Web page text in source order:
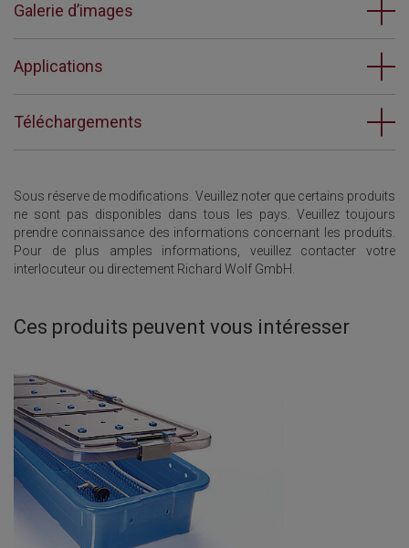
Galerie d’images
Applications
Téléchargements
Sous réserve de modifications. Veuillez noter que certains produits
ne sont pas disponibles dans tous les pays. Veuillez toujours
prendre connaissance des informations concernant les produits.
Pour de plus amples informations, veuillez contacter votre
interlocuteur ou directement Richard Wolf GmbH.
Ces produits peuvent vous intéresser